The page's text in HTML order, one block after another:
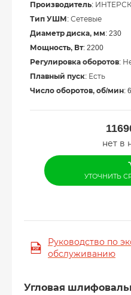
Производитель:
Тип УШМ : Сетевые
Диаметр диска, мм: 230
Мощность, Вт: 2200
Регулировка оборотов:
Плавный пуск: Есть
Число оборотов, об/мин:
нет в
УТОЧНИТЬ
Руководство по
обслуживанию
Угловая